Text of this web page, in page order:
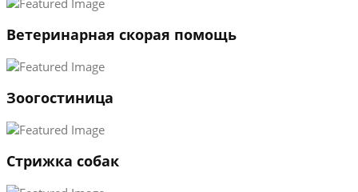
1
2
3
←
→
Ветеринарная скорая помощь
Зоогостиница
Стрижка собак